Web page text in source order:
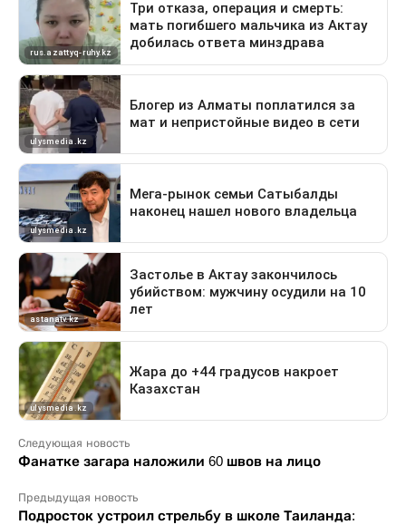
Следующая новость
Фанатке загара наложили 60 швов на лицо
Предыдущая новость
Подросток устроил стрельбу в школе Таиланда: